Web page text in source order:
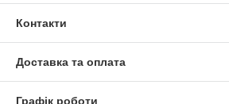
Контакти
Доставка та оплата
Графік роботи